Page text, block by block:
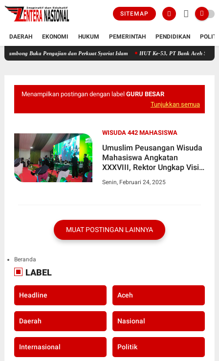
SITEMAP
DAERAH EKONOMI HUKUM PEMERINTAH PENDIDIKAN
Pengajian dan Perkuat Syariat Islam HUT Ke-53, PT Bank Aceh Syariah KC
Menampilkan postingan dengan label GURU BESAR
Tunjukkan semua
WISUDA 442 MAHASISWA
Umuslim Peusangan Wisuda
Mahasiswa Angkatan
XXXVIII, Rektor Ungkap Visi
Senin, Februari 24, 2025
MUAT POSTINGAN LAINNYA
Beranda
LABEL
Headline Aceh
Daerah Nasional
Internasional Politik